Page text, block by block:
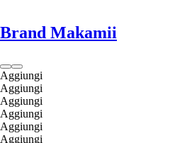
Brand Makamii
Aggiungi
Aggiungi
Aggiungi
Aggiungi
Aggiungi
Aggiungi